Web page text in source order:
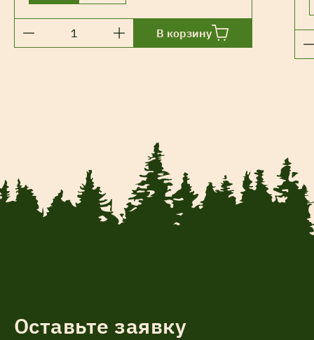
В корзину
Оставьте заявку